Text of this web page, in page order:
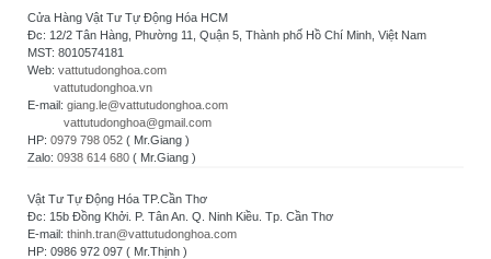
Cửa Hàng Vật Tư Tự Động Hóa HCM
Đc: 12/2 Tân Hàng, Phường 11, Quận 5, Thành phố Hồ Chí Minh, Việt Nam
MST: 8010574181
Web: vattutudonghoa.com
vattutudonghoa.vn
E-mail: giang.le@vattutudonghoa.com
vattutudonghoa@gmail.com
HP: 0979 798 052 ( Mr.Giang )
Zalo: 0938 614 680 ( Mr.Giang )
Vật Tư Tự Động Hóa TP.Cần Thơ
Đc: 15b Đồng Khởi. P. Tân An. Q. Ninh Kiều. Tp. Cần Thơ
E-mail: thinh.tran@vattutudonghoa.com
HP: 0986 972 097 ( Mr.Thịnh )